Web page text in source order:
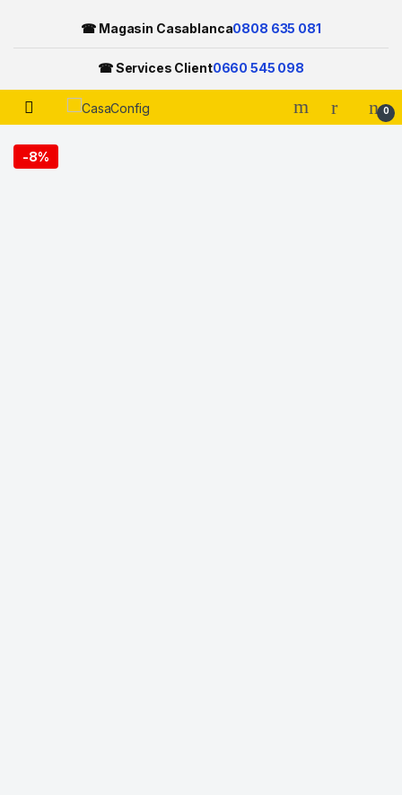
☎ Magasin Casablanca0808 635 081
☎ Services Client0660 545 098
Open 0
-8%